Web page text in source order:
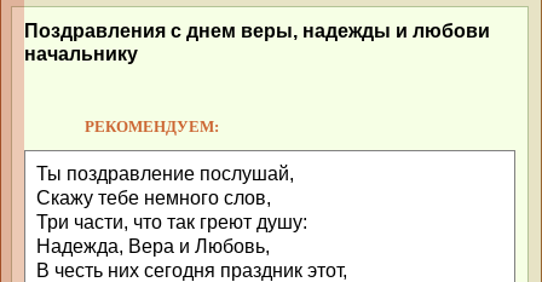
РОЖДЕНИЯ, ЮБИЛЕЕМ
Поздравления с днем веры, надежды и любови
начальнику
РЕКОМЕНДУЕМ:
Ты поздравление послушай,
Скажу тебе немного слов,
Три части, что так греют душу:
Надежда, Вера и Любовь,
В честь них сегодня праздник этот,